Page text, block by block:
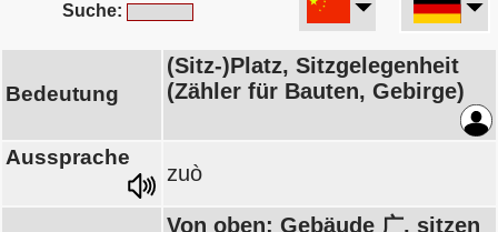
Suche:
Bedeutung
(Sitz-)Platz, Sitzgelegenheit
(Zähler für Bauten, Gebirge)
Aussprache
zuò
Von oben: Gebäude 广, sitzen